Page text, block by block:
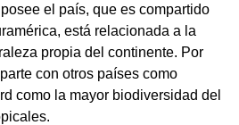
el país, que es compartido
está relacionada a la
propia del continente. Por
con otros países como
como la mayor biodiversidad del